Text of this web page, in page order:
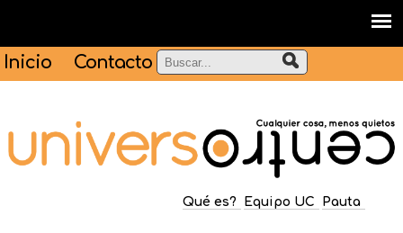
Inicio Contacto
Qué es? Equipo UC Pauta